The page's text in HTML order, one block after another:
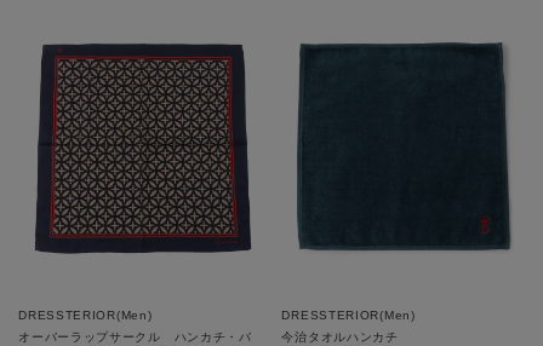
DRESSTERIOR(Men)
オーバーラップサークル ハンカチ・バ
DRESSTERIOR(Men)
今治タオルハンカチ